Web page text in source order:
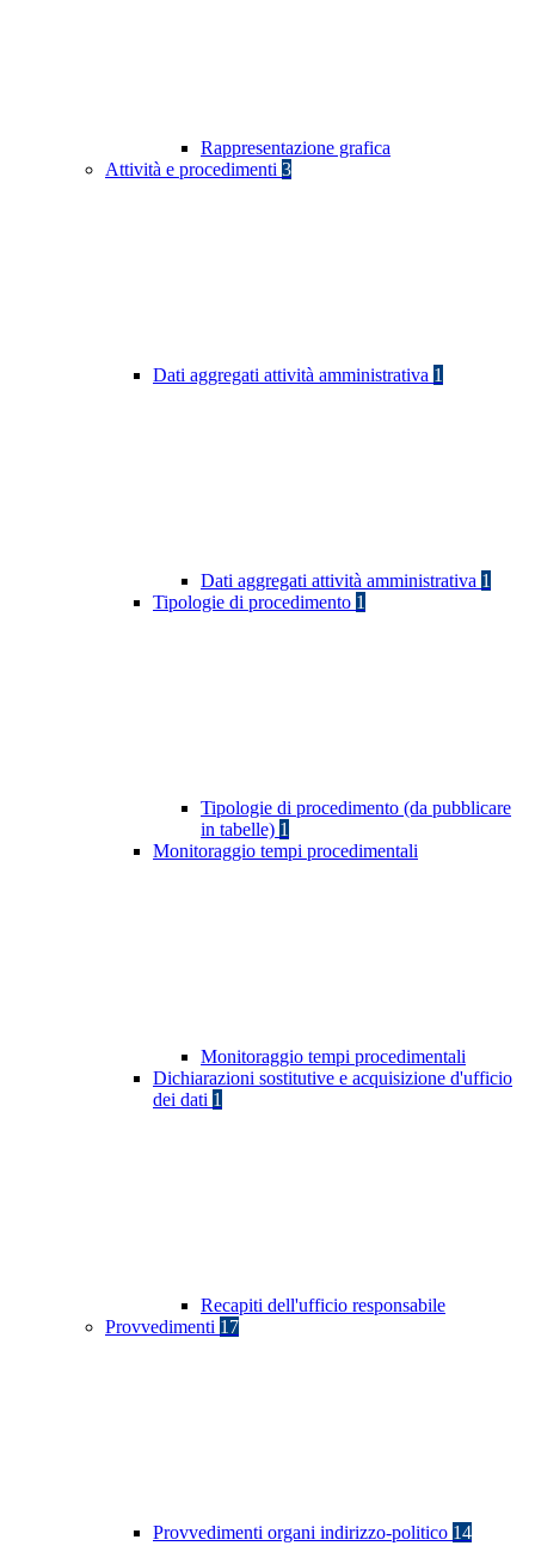
Rappresentazione grafica
Attività e procedimenti 3
Dati aggregati attività amministrativa 1
Dati aggregati attività amministrativa 1
Tipologie di procedimento 1
Tipologie di procedimento (da pubblicare
in tabelle) 1
Monitoraggio tempi procedimentali
Monitoraggio tempi procedimentali
Dichiarazioni sostitutive e acquisizione d'ufficio
dei dati 1
Recapiti dell'ufficio responsabile
Provvedimenti 17
Provvedimenti organi indirizzo-politico 14